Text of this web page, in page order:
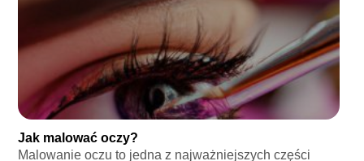
Jak malować oczy?
Malowanie oczu to jedna z najważniejszych części